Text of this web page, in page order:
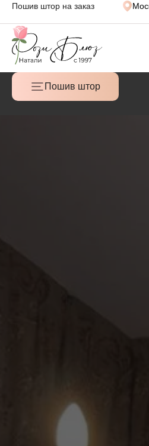
Пошив штор на заказ
Пошив штор